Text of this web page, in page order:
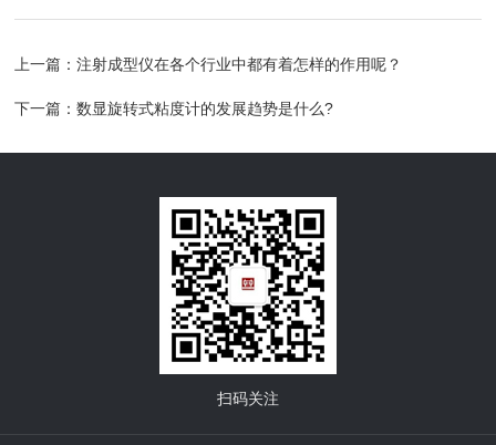
上一篇：注射成型仪在各个行业中都有着怎样的作用呢？
下一篇：数显旋转式粘度计的发展趋势是什么?
扫码关注